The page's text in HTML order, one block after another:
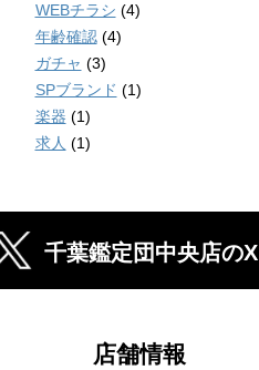
WEBチラシ (4)
年齢確認(4)
ガチャ (3)
SPブランド (1)
楽器 (1)
求人 (1)
千葉鑑定団中央店のX
店舗情報